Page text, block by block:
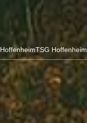
HoffenheimTSG Hoffenheim